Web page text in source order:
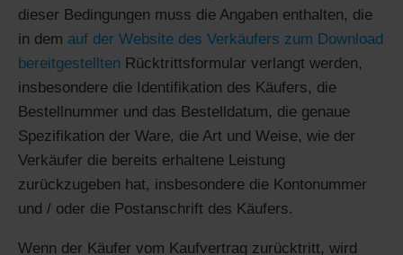
dieser Bedingungen muss die Angaben enthalten, die
in dem auf der Website des Verkäufers zum Download
bereitgestellten Rücktrittsformular verlangt werden,
insbesondere die Identifikation des Käufers, die
Bestellnummer und das Bestelldatum, die genaue
Spezifikation der Ware, die Art und Weise, wie der
Verkäufer die bereits erhaltene Leistung
zurückzugeben hat, insbesondere die Kontonummer
und / oder die Postanschrift des Käufers.
Wenn der Käufer vom Kaufvertrag zurücktritt, wird